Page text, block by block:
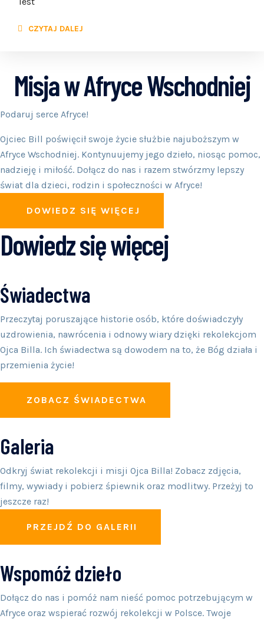
CZYTAJ DALEJ
Misja w Afryce Wschodniej
Podaruj serce Afryce!
Ojciec Bill poświęcił swoje życie służbie najuboższym w
Afryce Wschodniej. Kontynuujemy jego dzieło, niosąc pomoc,
nadzieję i miłość. Dołącz do nas i razem stwórzmy lepszy
świat dla dzieci, rodzin i społeczności w Afryce!
DOWIEDZ SIĘ WIĘCEJ
Dowiedz się więcej
Świadectwa
Przeczytaj poruszające historie osób, które doświadczyły
uzdrowienia, nawrócenia i odnowy wiary dzięki rekolekcjom
Ojca Billa. Ich świadectwa są dowodem na to, że Bóg działa i
przemienia życie!
ZOBACZ ŚWIADECTWA
Galeria
Odkryj świat rekolekcji i misji Ojca Billa! Zobacz zdjęcia,
filmy, wywiady i pobierz śpiewnik oraz modlitwy. Przeżyj to
jeszcze raz!
PRZEJDŹ DO GALERII
Wspomóż dzieło
Dołącz do nas i pomóż nam nieść pomoc potrzebującym w
Afryce oraz wspierać rozwój rekolekcji w Polsce. Twoje